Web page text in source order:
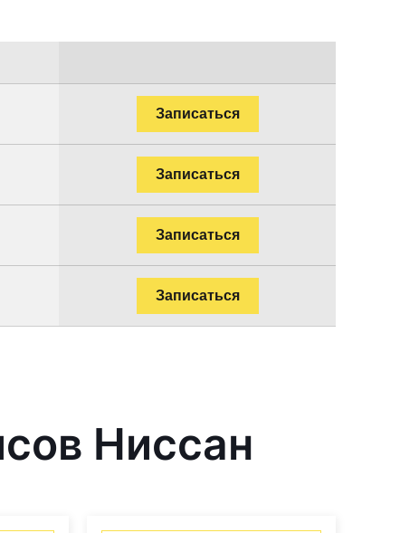
Записаться
Записаться
Записаться
Записаться
Ниссан